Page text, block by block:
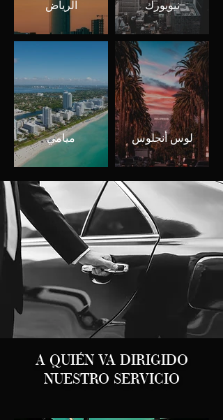
الرياض نيويورك
ميامي لوس أنجلوس
A QUIÉN VA DIRIGIDO
NUESTRO SERVICIO